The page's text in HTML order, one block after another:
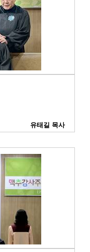
유태길 목사